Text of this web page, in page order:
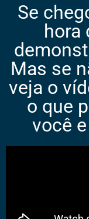
Se
hora
Mas se
veja o
o que
você